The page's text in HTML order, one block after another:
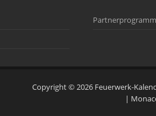
Copyright © 2026 Feuerwerk-
|